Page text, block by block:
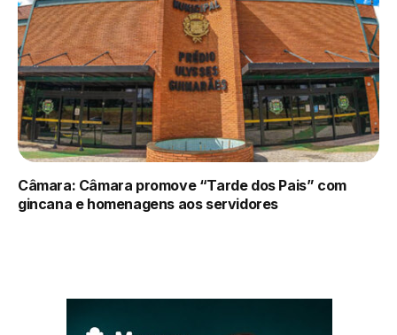
Câmara: Câmara promove “Tarde dos Pais” com
gincana e homenagens aos servidores